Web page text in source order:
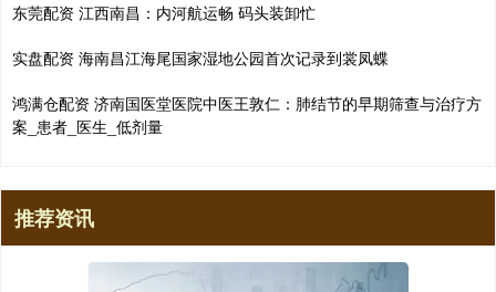
东莞配资 江西南昌：内河航运畅 码头装卸忙
实盘配资 海南昌江海尾国家湿地公园首次记录到裳凤蝶
鸿满仓配资 济南国医堂医院中医王敦仁：肺结节的早期筛查与治疗方
案_患者_医生_低剂量
推荐资讯